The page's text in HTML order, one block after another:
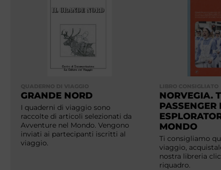
GRANDE NORD
I quaderni di viaggio sono
raccolte di articoli selezionati da
Avventure nel Mondo. Vengono
inviati ai partecipanti iscritti al
viaggio.
NORVEGIA.
PASSENGER
MONDO
Ti consigliamo
viaggio,
nostra libreria
riquadro.